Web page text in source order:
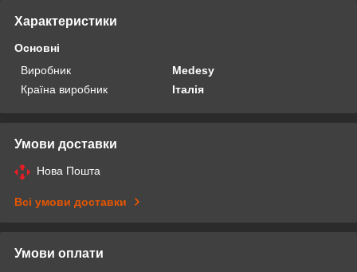
Характеристики
Основні
Виробник
Medesy
Країна виробник
Італія
Умови доставки
Нова Пошта
Всі умови доставки
Умови оплати